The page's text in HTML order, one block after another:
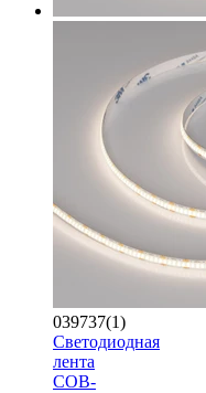
039737(1)
Светодиодная
лента
COB-